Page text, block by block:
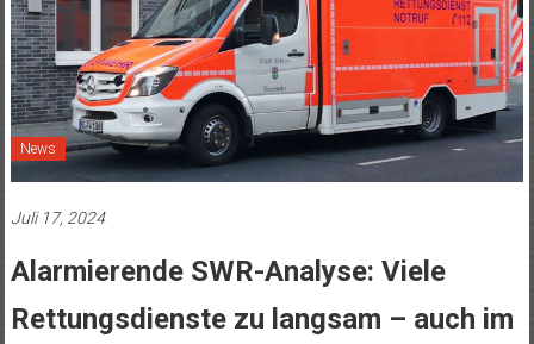
News
Juli 17, 2024
Alarmierende SWR-Analyse: Viele
Rettungsdienste zu langsam – auch im